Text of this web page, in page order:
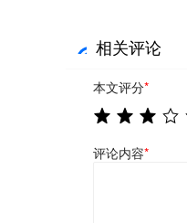
相关评论
本文评分*
评论内容*